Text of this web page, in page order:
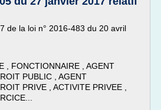
de la loi n° 2016-483 du 20 avril
, FONCTIONNAIRE , AGENT
PUBLIC , AGENT
PRIVE , ACTIVITE PRIVEE ,